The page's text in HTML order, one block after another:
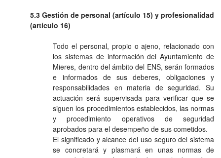
5.3 Gestión de personal (artículo 15) y profesionalidad
(artículo 16)
Todo el personal, propio o ajeno, relacionado con
los sistemas de información del Ayuntamiento de
Mieres, dentro del ámbito del ENS, serán formados
e informados de sus deberes, obligaciones y
responsabilidades en materia de seguridad. Su
actuación será supervisada para verificar que se
siguen los procedimientos establecidos, las normas
y procedimiento operativos de seguridad
aprobados para el desempeño de sus cometidos.
El significado y alcance del uso seguro del sistema
se concretará y plasmará en unas normas de